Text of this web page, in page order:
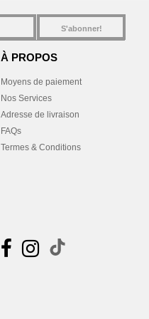
S'abonner!
À PROPOS
Moyens de paiement
Nos Services
Adresse de livraison
FAQs
Termes & Conditions